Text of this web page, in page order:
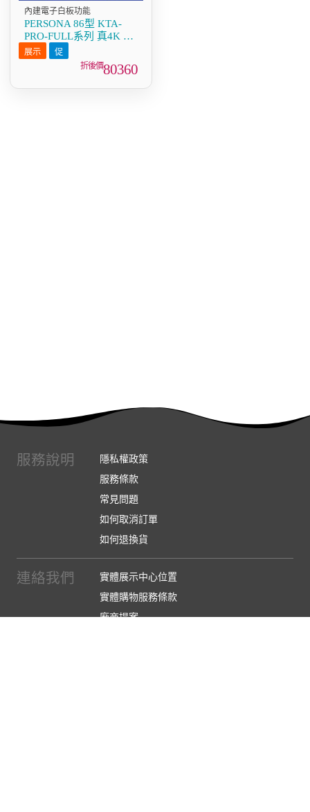
內建電子白板功能
PERSONA 86型 KTA-
PRO-FULL系列 真4K 多
點觸控螢幕 (內建電子白
板 安卓14/Google EDLA
80360
服務說明
隱私權政策
服務條款
常見問題
如何取消訂單
如何退換貨
連絡我們
實體展示中心位置
實體購物服務條款
廠商提案